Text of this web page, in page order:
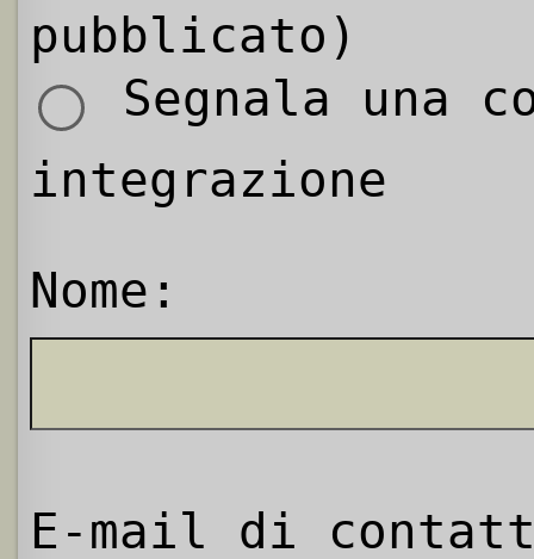
pubblicato)
Segnala una
integrazione
Nome:
E-mail di